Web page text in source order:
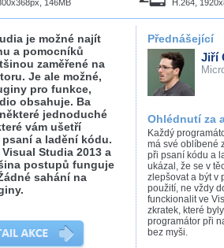
146MB H.264,
je možné najít
a pomocníků
zaměřené na
Je ale možné,
pro funkce,
obsahuje. Ba
jednoduché
vám ušetří
a ladění kódu.
Studia 2013 a
postupů funguje
sahání na
Přednášející
Jiří
Ohlédnutí za
Každý
má své oblíbené
při psaní kódu a
ukázal, že se v
zlepšovat a být v
použití, ne vždy
funckionalit ve
zkratek, které
programátor při
bez myši.